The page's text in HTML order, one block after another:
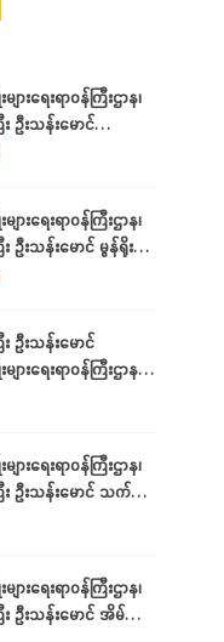
ားရေးရာဝန်ကြီးဌာန၊
ဦးသန်းမောင်
းအတွင်းရှိ
ားရေးရာဝန်ကြီးဌာန၊
ဦးသန်းမောင် မွန်ရိုးရာ
င်တန်းဆင်းပွဲ
ဦးသန်းမောင်
ားရေးရာဝန်ကြီးဌာန မိုး
ပွဲ အခမ်းအနားတက်
ားရေးရာဝန်ကြီးဌာန၊
ဦးသန်းမောင် သက်မွေး
င်တန်းဆင်းပွဲ
ားရေးရာဝန်ကြီးဌာန၊
ဦးသန်းမောင် အိမ်သုံး